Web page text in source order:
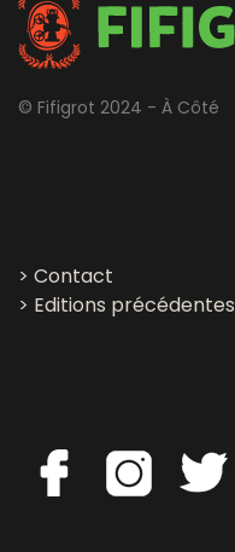
© Fifigrot 2024 - À Côté
> Contact
> Editions précédentes